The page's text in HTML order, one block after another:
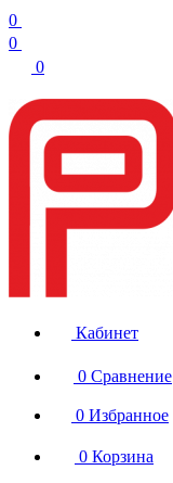
0
0
0
Кабинет
0 Сравнение
0 Избранное
0 Корзина